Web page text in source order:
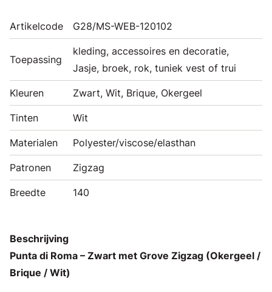
Artikelcode G28/MS-WEB-120102
Toepassing
kleding, accessoires en decoratie,
Jasje, broek, rok, tuniek vest of trui
Kleuren Zwart, Wit, Brique, Okergeel
Tinten Wit
Materialen Polyester/viscose/elasthan
Patronen Zigzag
Breedte 140
Beschrijving
Punta di Roma – Zwart met Grove Zigzag (Okergeel /
Brique / Wit)